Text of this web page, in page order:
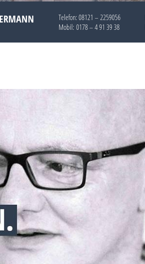
Telefon: 08121 – 2259056
Mobil: 0178 – 4 91 39 38